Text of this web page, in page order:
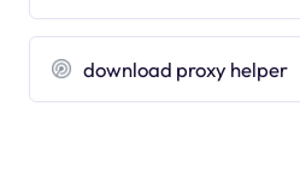
download proxy helper